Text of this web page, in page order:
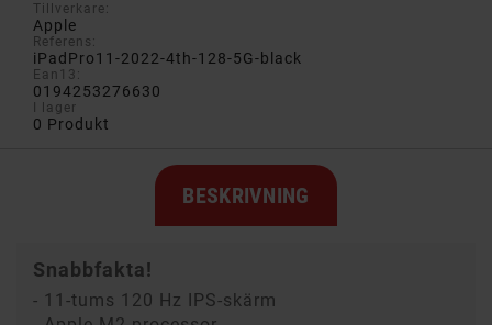
Tillverkare:
Apple
Referens:
iPadPro11-2022-4th-128-5G-black
Ean13:
0194253276630
I lager
0 Produkt
BESKRIVNING
Snabbfakta!
- 11-tums 120 Hz IPS-skärm